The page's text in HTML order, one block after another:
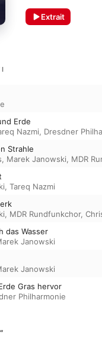
Extrait
I
Erde
Nazmi, Dresdner
Strahle
, Marek Janowski, MDR
, Tareq Nazmi
, MDR Rundfunkchor,
das Wasser
Janowski
Janowski
Gras hervor
Philharmonie